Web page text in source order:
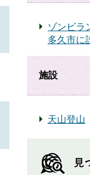
ゾンビラ
多久市に
施設
天山登山